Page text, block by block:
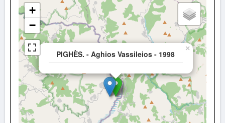
PIGHÈS. - Aghios Vassileios - 1998
×
+
−